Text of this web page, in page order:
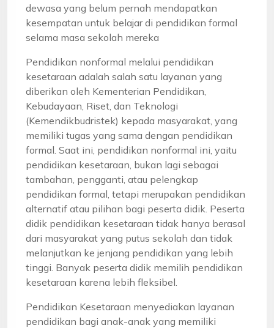
dewasa yang belum pernah mendapatkan
kesempatan untuk belajar di pendidikan formal
selama masa sekolah mereka
Pendidikan nonformal melalui pendidikan
kesetaraan adalah salah satu layanan yang
diberikan oleh Kementerian Pendidikan,
Kebudayaan, Riset, dan Teknologi
(Kemendikbudristek) kepada masyarakat, yang
memiliki tugas yang sama dengan pendidikan
formal. Saat ini, pendidikan nonformal ini, yaitu
pendidikan kesetaraan, bukan lagi sebagai
tambahan, pengganti, atau pelengkap
pendidikan formal, tetapi merupakan pendidikan
alternatif atau pilihan bagi peserta didik. Peserta
didik pendidikan kesetaraan tidak hanya berasal
dari masyarakat yang putus sekolah dan tidak
melanjutkan ke jenjang pendidikan yang lebih
tinggi. Banyak peserta didik memilih pendidikan
kesetaraan karena lebih fleksibel.
Pendidikan Kesetaraan menyediakan layanan
pendidikan bagi anak-anak yang memiliki